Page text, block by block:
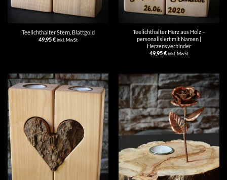
Teelichthalter Stern, Blattgold
49,95€inkl. MwSt
Teelichthalter Herz aus Holz –
personalisiert mit Namen |
Herzensverbinder
49,95€inkl. MwSt